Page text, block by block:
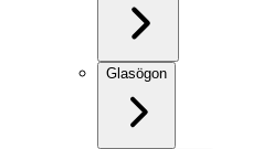
Glasögon